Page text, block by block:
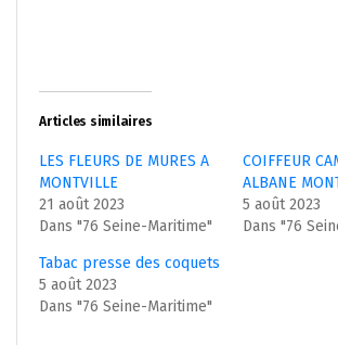
Articles similaires
LES FLEURS DE MURES A
MONTVILLE
21 août 2023
Dans "76 Seine-Maritime"
COIFFEUR
ALBANE
5 août 2023
Dans "76
Tabac presse des coquets
5 août 2023
Dans "76 Seine-Maritime"